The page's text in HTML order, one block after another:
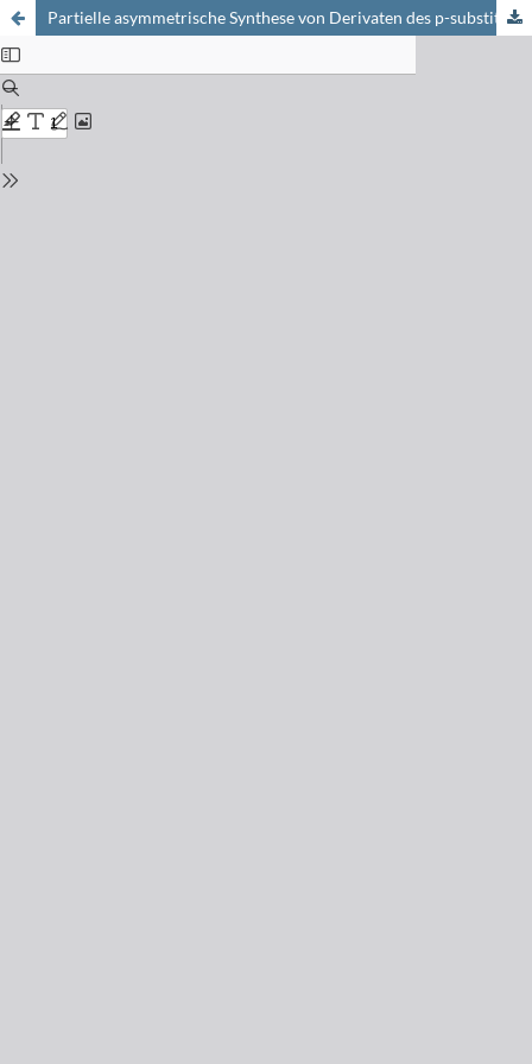
Partielle asymmetrische Synthese von Derivaten des p-substituierten Phenylalanins